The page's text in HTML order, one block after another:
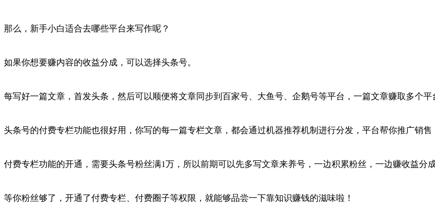
那么，新手小白适合去哪些平台来写作呢？
如果你想要赚内容的收益分成，可以选择头条号。
每写好一篇文章，首发头条，然后可以顺便将文章同步到百家号、大鱼号、企鹅号等平台，一篇文章赚取多个
头条号的付费专栏功能也很好用，你写的每一篇专栏文章，都会通过机器推荐机制进行分发，平台帮你推广销
付费专栏功能的开通，需要头条号粉丝满1万，所以前期可以先多写文章来养号，一边积累粉丝，一边赚收益分
等你粉丝够了，开通了付费专栏、付费圈子等权限，就能够品尝一下靠知识赚钱的滋味啦！